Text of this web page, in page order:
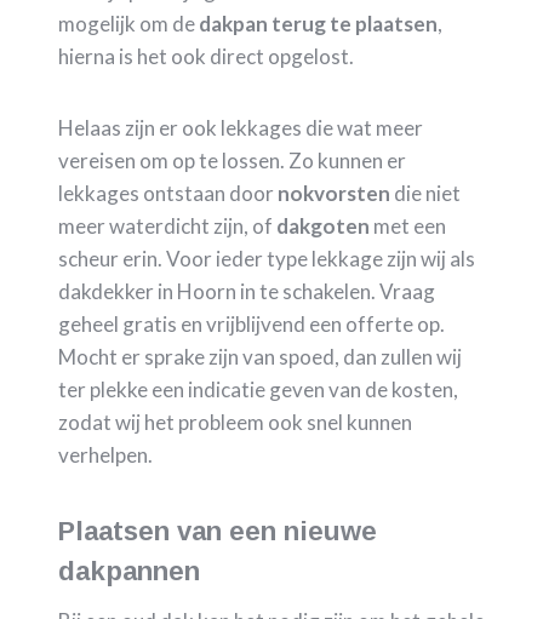
mogelijk om dedakpan terug te plaatsen,
hierna is het ook direct opgelost.
Helaas zijn er ook lekkages die wat meer
vereisen om op te lossen. Zo kunnen er
lekkages ontstaan door nokvorsten die niet
meer waterdicht zijn, of dakgoten met een
scheur erin. Voor ieder type lekkage zijn wij als
dakdekker in Hoorn in te schakelen. Vraag
geheel gratis en vrijblijvend een offerte op.
Mocht er sprake zijn van spoed, dan zullen wij
ter plekke een indicatie geven van de kosten,
zodat wij het probleem ook snel kunnen
verhelpen.
Plaatsen van een nieuwe
dakpannen